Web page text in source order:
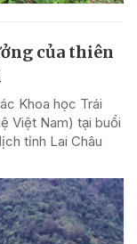
của thiên
Khoa học Trái
Việt Nam) tại buổi
tỉnh Lai Châu